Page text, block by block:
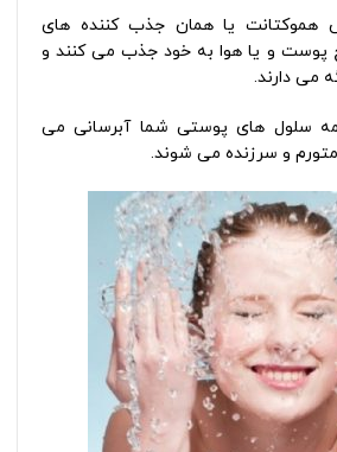
هموکتانت یا همان جذب کننده های
پوست و یا هوا به خود جذب می کنند و
می دارند.
سلول های پوستی شما آبرسانی می
و سرزنده می شوند.